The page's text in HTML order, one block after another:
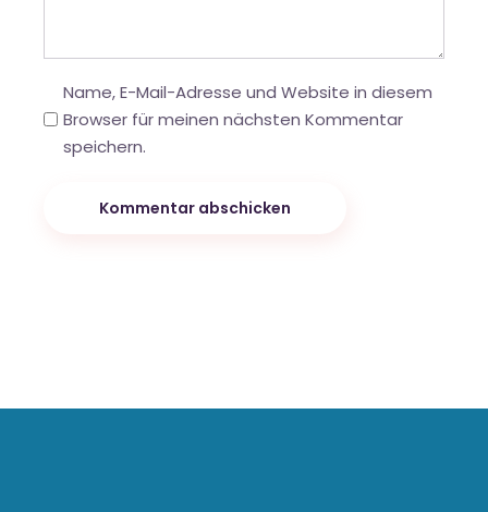
Name, E-Mail-Adresse und Website in diesem
Browser für meinen nächsten Kommentar
speichern.
Kommentar abschicken